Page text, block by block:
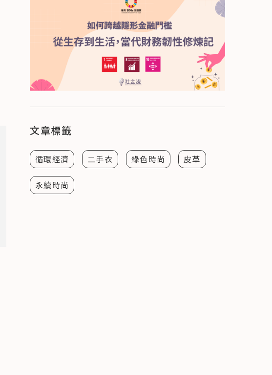
文章標籤
循環經濟 二手衣 綠色時尚 皮革
永續時尚